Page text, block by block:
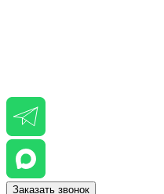
Заказать звонок